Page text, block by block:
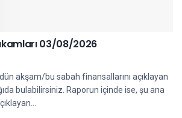
03/08/2026
akşam/bu sabah finansallarını açıklayan
bulabilirsiniz. Raporun içinde ise, şu ana